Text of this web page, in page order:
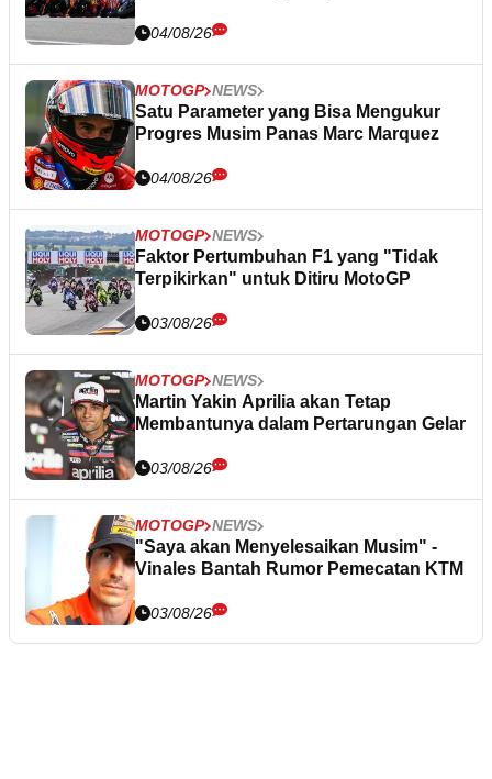
04/08/26
MOTOGP NEWS
Satu Parameter yang Bisa Mengukur
Progres Musim Panas Marc Marquez
04/08/26
MOTOGP NEWS
Faktor Pertumbuhan F1 yang "Tidak
Terpikirkan" untuk Ditiru MotoGP
03/08/26
MOTOGP NEWS
Martin Yakin Aprilia akan Tetap
Membantunya dalam Pertarungan Gelar
03/08/26
MOTOGP NEWS
"Saya akan Menyelesaikan Musim" -
Vinales Bantah Rumor Pemecatan KTM
03/08/26